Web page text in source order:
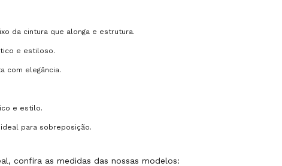
da cintura que alonga e estrutura.
e estiloso.
com elegância.
e estilo.
para sobreposição.
confira as medidas das nossas modelos: